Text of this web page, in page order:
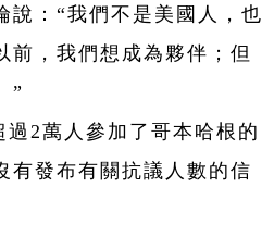
說：“我們不是美國人，也
前，我們想成為夥伴；但
”
2萬人參加了哥本哈根的
有發布有關抗議人數的信